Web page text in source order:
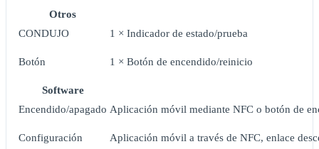
Otros
CONDUJO
1 × Indicador de estado/prueba
Botón 1 × Botón de encendido/reinicio
Software
Encendido/apagado Aplicación móvil mediante NFC o botón de
Configuración Aplicación móvil a través de NFC, enlace